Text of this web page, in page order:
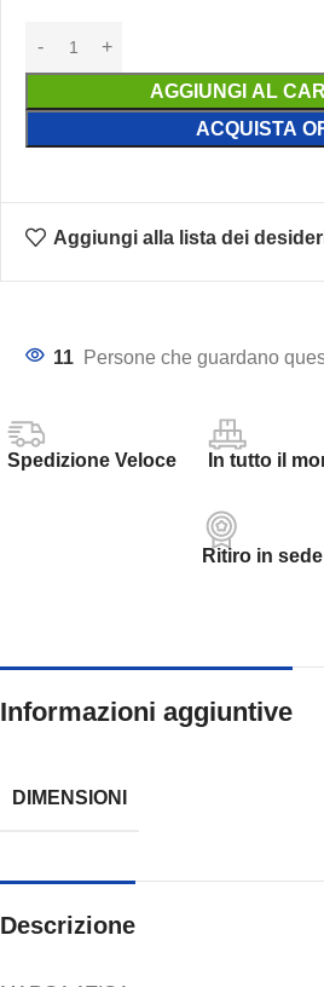
AGGIUNGI AL
ACQUISTA
Aggiungi alla lista dei
11 Persone che guardano
Spedizione Veloce In tutto il
Ritiro in sede
Informazioni aggiuntive
DIMENSIONI
Descrizione